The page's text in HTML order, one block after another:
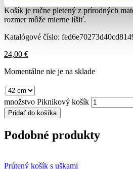
Košík je ručne pletený z prírodných
rozmer môže mierne líšiť.
Katalógové číslo:
24,00 €
Momentálne nie je na sklade
množstvo Piknikový košík
Pridať do košíka
Podobné produkty
Prútený košík s uškami